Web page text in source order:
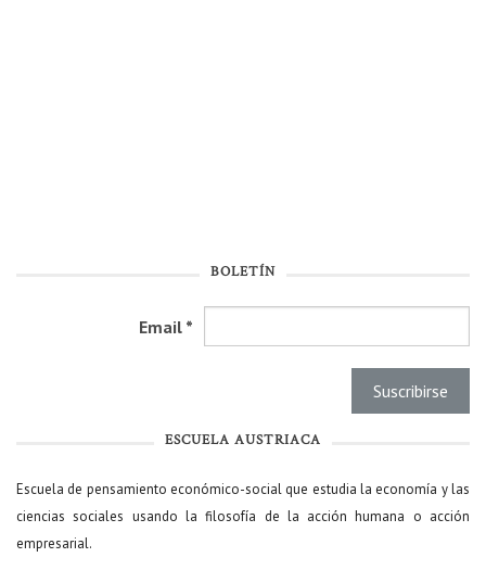
BOLETÍN
Email *
ESCUELA AUSTRIACA
Escuela de pensamiento económico-social que estudia la economía y las
ciencias sociales usando la filosofía de la acción humana o acción
empresarial.